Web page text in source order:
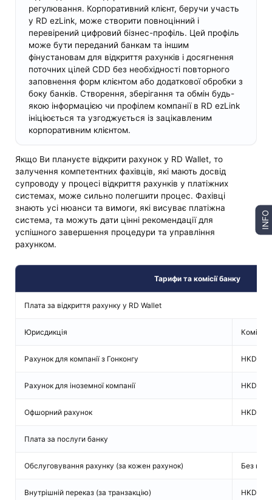
регулювання. Корпоративний клієнт, беручи участь
у RD ezLink, може створити повноцінний і
перевірений цифровий бізнес-профіль. Цей профіль
може бути переданий банкам та іншим
фінустановам для відкриття рахунків і досягнення
поточних цілей CDD без необхідності повторного
заповнення форм клієнтом або додаткової обробки з
боку банків. Створення, зберігання та обмін будь-
якою інформацією чи профілем компанії в RD ezLink
ініціюється та узгоджується із зацікавленим
корпоративним клієнтом.
Якщо Ви плануєте відкрити рахунок у RD Wallet, то
залучення компетентних фахівців, які мають досвід
супроводу у процесі відкриття рахунків у платіжних
системах, може сильно полегшити процес. Фахівці
знають усі нюанси та вимоги, які висуває платіжна
система, та можуть дати цінні рекомендації для
успішного завершення процедури та управління
рахунком.
Тарифи та комісії банку
Плата за відкриття рахунку у RD Wallet
Юрисдикція Комісія
Рахунок для компанії з Гонконгу HKD 1
Рахунок для іноземної компанії HKD 10
Офшорний рахунок HKD 18
Плата за послуги банку
Обслуговування рахунку (за кожен рахунок) Без
Внутрішній переказ (за транзакцію) HKD
INFO